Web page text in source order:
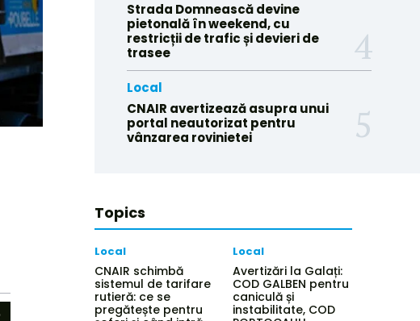
Strada Domnească devine
pietonală în weekend, cu
restricții de trafic și devieri de
trasee
Local
CNAIR avertizează asupra unui
portal neautorizat pentru
vânzarea rovinietei
Topics
Local
CNAIR schimbă
sistemul de tarifare
rutieră: ce se
pregătește pentru
Local
Avertizări la Galați:
COD GALBEN pentru
caniculă și
instabilitate, COD